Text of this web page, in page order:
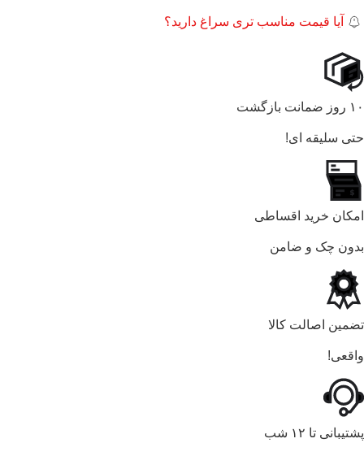
آیا قیمت مناسب تری سراغ دارید؟
۱۰ روز ضمانت بازگشت
حتی سلیقه ای!
امکان خرید اقساطی
بدون چک و ضامن
تضمین اصالت کالا
واقعی!
پشتیبانی تا ۱۲ شب